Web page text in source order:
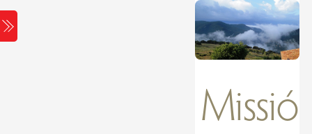
Skip
to
content
Missió